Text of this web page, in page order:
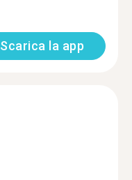
Scarica la app